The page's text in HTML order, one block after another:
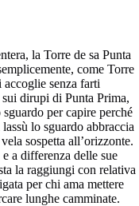
la Torre de sa Punta
come Torre
senza farti
dirupi di Punta Prima,
per capire perché
lo sguardo abbraccia
sospetta all’orizzonte.
a differenza delle sue
la raggiungi con relativa
per chi ama mettere
lunghe camminate.